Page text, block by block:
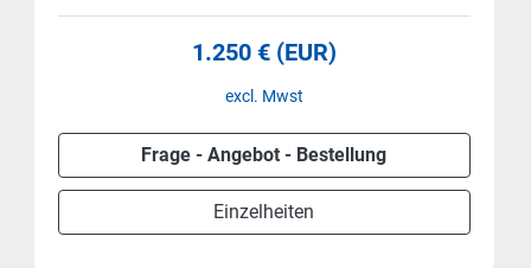
1.250 € (EUR)
excl. Mwst
Frage - Angebot - Bestellung
Einzelheiten